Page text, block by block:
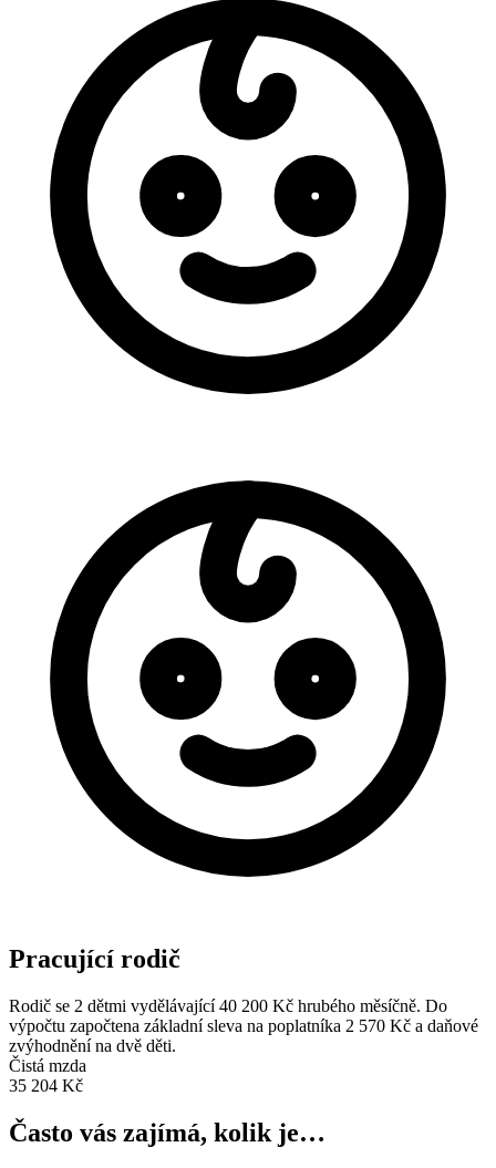
Pracující rodič
Rodič se 2 dětmi vydělávající 40 200 Kč hrubého měsíčně. Do
výpočtu započtena základní sleva na poplatníka 2 570 Kč a daňové
zvýhodnění na dvě děti.
Čistá mzda
35 204 Kč
Často vás zajímá, kolik je…